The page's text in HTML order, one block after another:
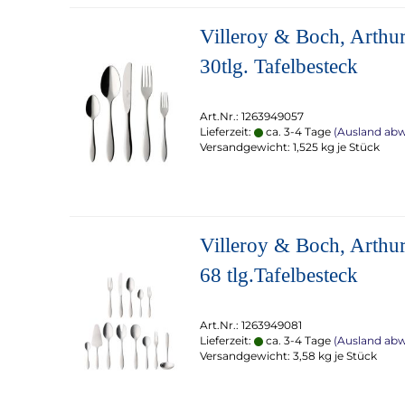
Villeroy & Boch,
30tlg. Tafelbesteck
Art.Nr.: 1263949057
Lieferzeit:
ca. 3-4 Tage (Ausland
Versandgewicht:1,525 kg je Stück
Villeroy & Boch,
68 tlg.Tafelbesteck
Art.Nr.: 1263949081
Lieferzeit:
ca. 3-4 Tage (Ausland
Versandgewicht:3,58 kg je Stück